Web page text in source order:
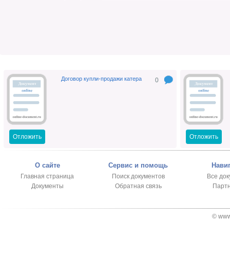
0
Договор купли-продажи катера
Отложить Отложить
О сайте
Главная страница
Документы
Сервис и помощь
Поиск документов
Обратная связь
Все
©